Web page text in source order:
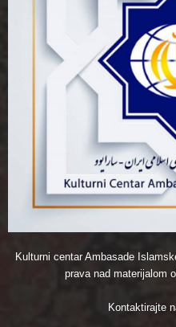
Kulturni centar Ambasade
prava nad materijalom
Kontaktirajte